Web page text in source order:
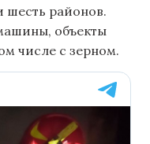
шесть районов.
объекты
числе с зерном.